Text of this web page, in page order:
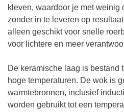
kleven, waardoor je met weinig
zonder in te leveren op
alleen geschikt voor snelle
voor lichtere en meer
De keramische laag is bestand
hoge temperaturen. De wok is
warmtebronnen, inclusief
worden gebruikt tot een